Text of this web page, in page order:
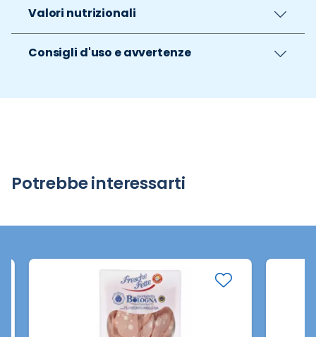
Valori nutrizionali
Consigli d'uso e avvertenze
Potrebbe interessarti